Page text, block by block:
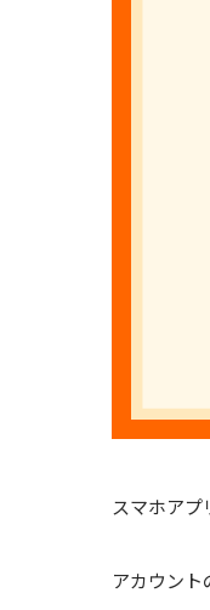
スマホア
アカウント